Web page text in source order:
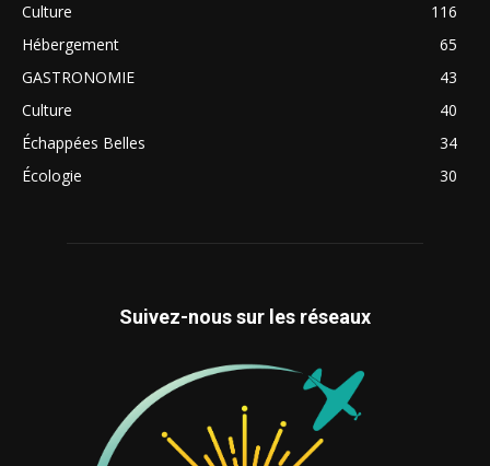
Culture
116
Hébergement
65
GASTRONOMIE
43
Culture
40
Échappées Belles
34
Écologie
30
Suivez-nous sur les réseaux